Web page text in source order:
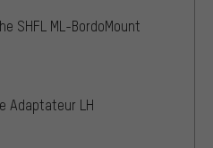
SHFL ML-BordoMount
Adaptateur LH